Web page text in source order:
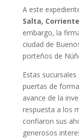
A este
Salta,
embargo, la
ciudad de
porteños de
Estas
puertas de
avance de la
respuesta a los
confiaron sus
generosos